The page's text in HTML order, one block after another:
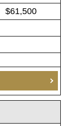
$61,500